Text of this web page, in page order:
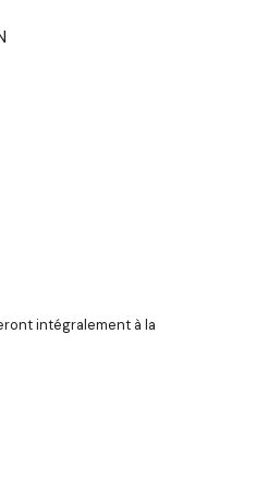
d’évolution et ses
font une opportunité
sur le site Géorisques :
intégralement à la